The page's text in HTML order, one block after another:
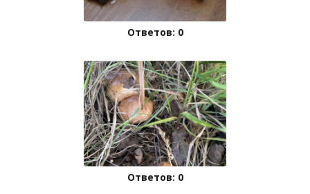
Ответов: 0
Ответов: 0